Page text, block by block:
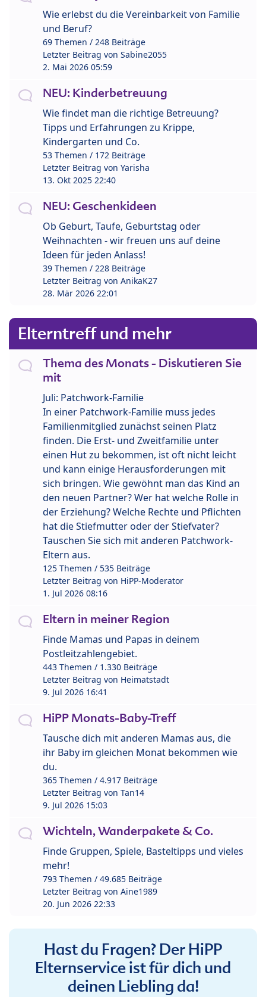
Wie erlebst du die Vereinbarkeit von Familie
und Beruf?
69 Themen / 248 Beiträge
Letzter Beitrag von Sabine2055
2. Mai 2026 05:59
NEU: Kinderbetreuung
Wie findet man die richtige Betreuung?
Tipps und Erfahrungen zu Krippe,
Kindergarten und Co.
53 Themen / 172 Beiträge
Letzter Beitrag von Yarisha
13. Okt 2025 22:40
NEU: Geschenkideen
Ob Geburt, Taufe, Geburtstag oder
Weihnachten - wir freuen uns auf deine
Ideen für jeden Anlass!
39 Themen / 228 Beiträge
Letzter Beitrag von AnikaK27
28. Mär 2026 22:01
Elterntreff und mehr
Thema des Monats - Diskutieren Sie
mit
Juli: Patchwork-Familie
In einer Patchwork-Familie muss jedes
Familienmitglied zunächst seinen Platz
finden. Die Erst- und Zweitfamilie unter
einen Hut zu bekommen, ist oft nicht leicht
und kann einige Herausforderungen mit
sich bringen. Wie gewöhnt man das Kind an
den neuen Partner? Wer hat welche Rolle in
der Erziehung? Welche Rechte und Pflichten
hat die Stiefmutter oder der Stiefvater?
Tauschen Sie sich mit anderen Patchwork-
Eltern aus.
125 Themen / 535 Beiträge
Letzter Beitrag von HiPP-Moderator
1. Jul 2026 08:16
Eltern in meiner Region
Finde Mamas und Papas in deinem
Postleitzahlengebiet.
443 Themen / 1.330 Beiträge
Letzter Beitrag von Heimatstadt
9. Jul 2026 16:41
HiPP Monats-Baby-Treff
Tausche dich mit anderen Mamas aus, die
ihr Baby im gleichen Monat bekommen wie
du.
365 Themen / 4.917 Beiträge
Letzter Beitrag von Tan14
9. Jul 2026 15:03
Wichteln, Wanderpakete & Co.
Finde Gruppen, Spiele, Basteltipps und vieles
mehr!
793 Themen / 49.685 Beiträge
Letzter Beitrag von Aine1989
20. Jun 2026 22:33
Hast du Fragen? Der HiPP
Elternservice ist für dich und
deinen Liebling da!